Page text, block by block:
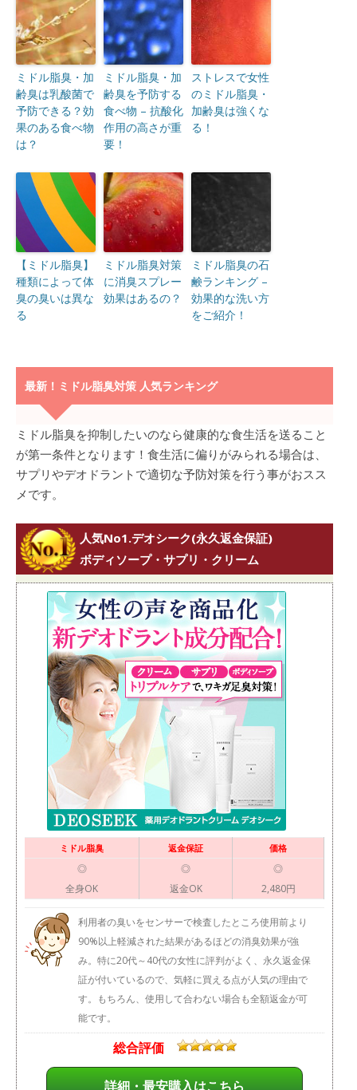
ミドル脂臭・加
齢臭は乳酸菌で
予防できる？効
果のある食べ物
は？
ミドル脂臭・加
齢臭を予防する
食べ物 – 抗酸化
作用の高さが重
要！
ストレスで女性
のミドル脂臭・
加齢臭は強くな
る！
【ミドル脂臭】
種類によって体
臭の臭いは異な
る
ミドル脂臭対策
に消臭スプレー
効果はあるの？
ミドル脂臭の石
鹸ランキング –
効果的な洗い方
をご紹介！
最新！ミドル脂臭対策 人気ランキング
ミドル脂臭を抑制したいのなら健康的な食生活を送ること
が第一条件となります！食生活に偏りがみられる場合は、
サプリやデオドラントで適切な予防対策を行う事がおスス
メです。
人気No1.デオシーク(永久返金保証)
ボディソープ・サプリ・クリーム
ミドル脂臭 返金保証 価格
◎
全身OK
◎
返金OK
◎
2,480円
利用者の臭いをセンサーで検査したところ使用前より
90%以上軽減された結果があるほどの消臭効果が強
み。特に20代～40代の女性に評判がよく、永久返金保
証が付いているので、気軽に買える点が人気の理由で
す。もちろん、使用して合わない場合も全額返金が可
能です。
総合評価
詳細・最安購入はこちら